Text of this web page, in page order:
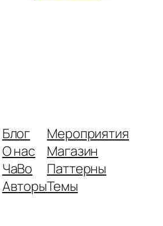
Блог
О нас
ЧаВо
Авторы
Мероприятия
Магазин
Паттерны
Темы